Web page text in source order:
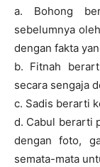
a. Bohong
sebelumnya
dengan fakta
b. Fitnah
secara sengaja
c. Sadis berarti
d. Cabul berarti
dengan foto,
semata-mata